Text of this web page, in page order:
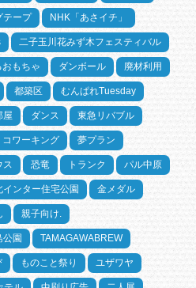
テープ NHK「あさイチ」
二子玉川花みず木フェスティバル
もちゃ ダンボール 廃材利用
都築区 むんぱれTuesday
屋 ダンス 東急リバブル
コワーキング 夢プラン
ス 恐竜 トランク パル中原
インター住宅公園 金メダル
親子向け.
公園 TAMAGAWABREW
ものこと祭り ユザワヤ